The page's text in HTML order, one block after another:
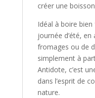
créer une
Idéal à boire bien
journée d’été,
fromages ou de
simplement à
Antidote, c’est
dans l’esprit de
nature.